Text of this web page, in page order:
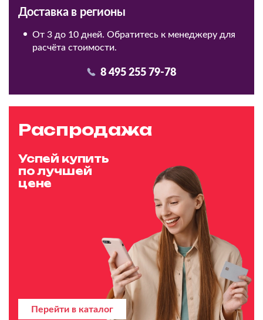
Доставка в регионы
От 3 до 10 дней. Обратитесь к менеджеру для
расчёта стоимости.
8 495 255 79-78
Распродажа
Успей купить
по лучшей
цене
Перейти в каталог